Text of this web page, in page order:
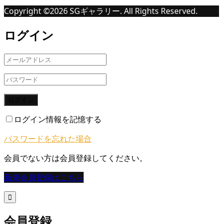
Copyright ©2026SGギャラリー. All Rights Reserved.
ログイン
ログイン情報を記憶する
パスワードを忘れた場合
会員でない方は会員登録してください。
新規会員登録はこちら
